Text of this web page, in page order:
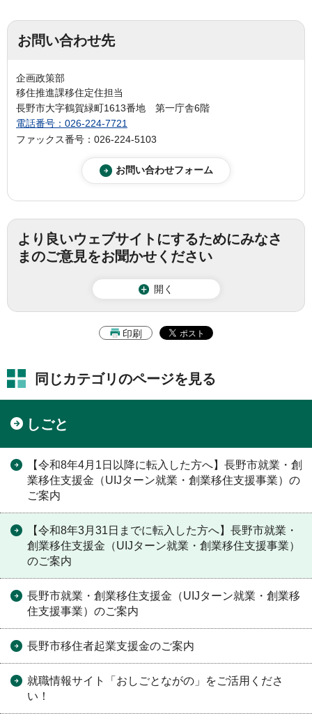
お問い合わせ先
企画政策部
移住推進課移住定住担当
長野市大字鶴賀緑町1613番地 第一庁舎6階
電話番号：026-224-7721
ファックス番号：026‐224‐5103
より良いウェブサイトにするためにみなさ
まのご意見をお聞かせください
開く
印刷
同じカテゴリのページを見る
しごと
【令和8年4月1日以降に転入した方へ】長野市就業・創
業移住支援金（UIJターン就業・創業移住支援事業）の
ご案内
【令和8年3月31日までに転入した方へ】長野市就業・
創業移住支援金（UIJターン就業・創業移住支援事業）
のご案内
長野市就業・創業移住支援金（UIJターン就業・創業移
住支援事業）のご案内
長野市移住者起業支援金のご案内
就職情報サイト「おしごとながの」をご活用くださ
い！